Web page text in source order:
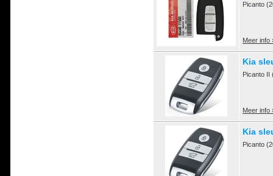
Picanto
Meer info
Kia
Picanto II
Meer info
Kia
Picanto